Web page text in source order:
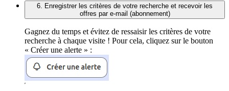
6. Enregistrer les critères de votre recherche et recevoir les
offres par e-mail (abonnement)
Gagnez du temps et évitez de ressaisir les critères de votre
recherche à chaque visite ! Pour cela, cliquez sur le bouton
« Créer une alerte » :